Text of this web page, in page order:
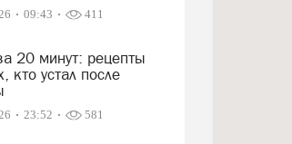
09:43 411
20 минут: рецепты
кто устал после
23:52 581